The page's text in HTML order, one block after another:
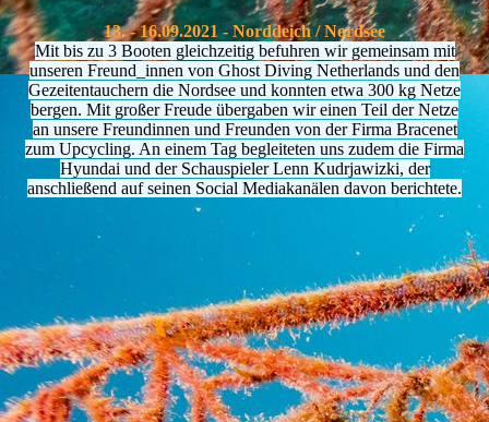
13. - 16.09.2021 - Norddeich / Nordsee
Mit bis zu 3 Booten gleichzeitig befuhren wir gemeinsam mit
unseren Freund_innen von Ghost Diving Netherlands und den
Gezeitentauchern die Nordsee und konnten etwa 300 kg Netze
bergen. Mit großer Freude übergaben wir einen Teil der Netze
an unsere Freundinnen und Freunden von der Firma Bracenet
zum Upcycling. An einem Tag begleiteten uns zudem die Firma
Hyundai und der Schauspieler Lenn Kudrjawizki, der
anschließend auf seinen Social Mediakanälen davon berichtete.